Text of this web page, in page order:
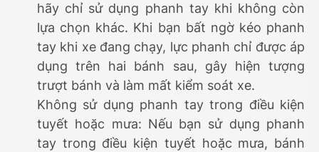
hãy chỉ sử dụng phanh tay khi không còn
lựa chọn khác. Khi bạn bất ngờ kéo phanh
tay khi xe đang chạy, lực phanh chỉ được áp
dụng trên hai bánh sau, gây hiện tượng
trượt bánh và làm mất kiểm soát xe.
Không sử dụng phanh tay trong điều kiện
tuyết hoặc mưa: Nếu bạn sử dụng phanh
tay trong điều kiện tuyết hoặc mưa, bánh